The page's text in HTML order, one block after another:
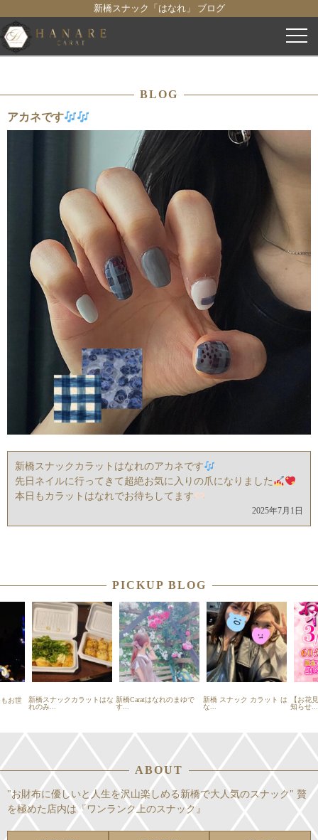
新橋スナック「はなれ」 ブログ
コ
ン
ツ
キ
プ
BLOG
アカネです
新橋スナックカラットはなれのアカネです
先日ネイルに行ってきて超絶お気に入りの爪になりました
本日もカラットはなれでお待ちしてます
2025年7月1日
PICKUP BLOG
お世
新橋スナックカラットはな
れのみ...
新橋Caratはなれのまゆで
す...
新橋 スナック カラット は
な...
【お花
知らせ...
ABOUT
"お財布に優しいと人生を沢山楽しめる新橋で大人気のスナック" 贅
を極めた店内は『ワンランク上のスナック』